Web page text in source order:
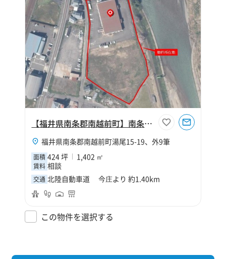
【福井県南条郡南越前町】南条郡南越前町湯尾424坪工場
福井県南条郡南越前町湯尾15-19、外9筆
面積 424 坪 1,402 ㎡
賃料 相談
交通 北陸自動車道 今庄より 約1.40km
この物件を選択する